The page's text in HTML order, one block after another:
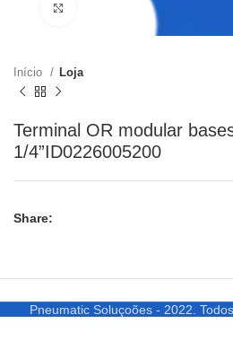
Clique para ampliar
Início Loja
Terminal OR modular
1/4”ID0226005200
Share:
Pneumatic Soluçoões - 2022.